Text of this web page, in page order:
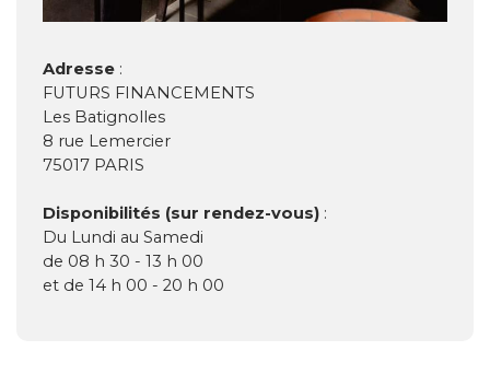
Adresse :
FUTURS FINANCEMENTS
Les Batignolles
8 rue Lemercier
75017 PARIS
Disponibilités (sur rendez-vous) :
Du Lundi au Samedi
de 08 h 30 - 13 h 00
et de 14 h 00 - 20 h 00